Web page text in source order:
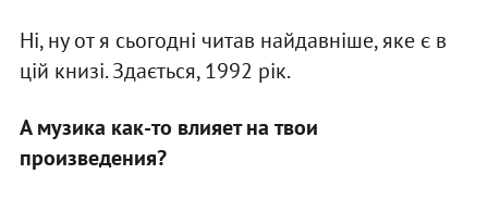
Ні, ну от я сьогодні читав найдавніше, яке є в
цій книзі. Здається, 1992 рік.
А музика как-то влияет на твои
произведения?